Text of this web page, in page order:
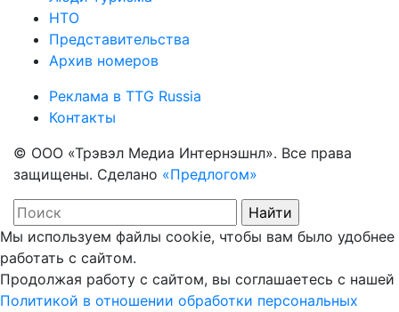
НТО
Представительства
Архив номеров
Реклама в TTG Russia
Контакты
© ООО «Трэвэл Медиа Интернэшнл». Все права
защищены. Сделано «Предлогом»
Мы используем файлы cookie, чтобы вам было удобнее
работать с сайтом.
Продолжая работу с сайтом, вы соглашаетесь с нашей
Политикой в отношении обработки персональных